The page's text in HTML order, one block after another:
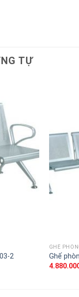
TỰ
Thêm
vào
sản
phẩm
thích
2
GHẾ
Ghế